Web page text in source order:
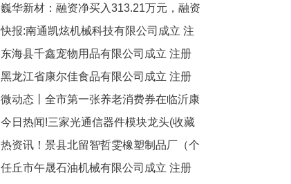
成立 注册资本10万人民币
巍华新材：融资净买入313.21万元，融资
余额1.22亿元（08-22）
快报:南通凯炫机械科技有限公司成立 注
册资本150万人民币
东海县千鑫宠物用品有限公司成立 注册
资本50万人民币
黑龙江省康尔佳食品有限公司成立 注册
资本100万人民币 微速讯
微动态丨全市第一张养老消费券在临沂康
养护理中心核销！
今日热闻!三家光通信器件模块龙头(收藏
起来)（2025/8/22）
热资讯！景县北留智哲雯橡塑制品厂（个
体工商户）成立 注册资本10万人民币
任丘市午晟石油机械有限公司成立 注册